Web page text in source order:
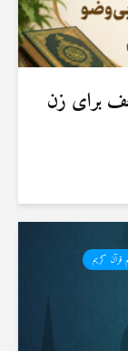
برای زن
قرآن کریم